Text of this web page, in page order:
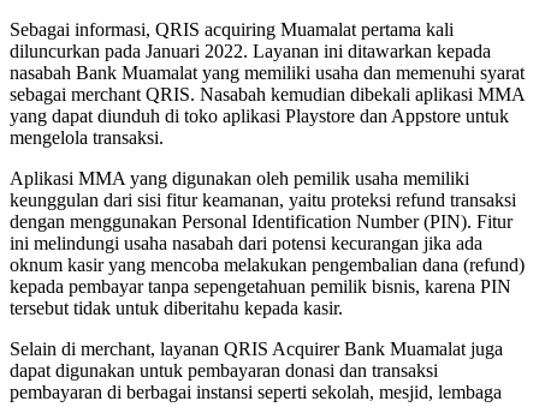
Sebagai informasi, QRIS acquiring Muamalat pertama kali
diluncurkan pada Januari 2022. Layanan ini ditawarkan kepada
nasabah Bank Muamalat yang memiliki usaha dan memenuhi syarat
sebagai merchant QRIS. Nasabah kemudian dibekali aplikasi MMA
yang dapat diunduh di toko aplikasi Playstore dan Appstore untuk
mengelola transaksi.
Aplikasi MMA yang digunakan oleh pemilik usaha memiliki
keunggulan dari sisi fitur keamanan, yaitu proteksi refund transaksi
dengan menggunakan Personal Identification Number (PIN). Fitur
ini melindungi usaha nasabah dari potensi kecurangan jika ada
oknum kasir yang mencoba melakukan pengembalian dana (refund)
kepada pembayar tanpa sepengetahuan pemilik bisnis, karena PIN
tersebut tidak untuk diberitahu kepada kasir.
Selain di merchant, layanan QRIS Acquirer Bank Muamalat juga
dapat digunakan untuk pembayaran donasi dan transaksi
pembayaran di berbagai instansi seperti sekolah, mesjid, lembaga